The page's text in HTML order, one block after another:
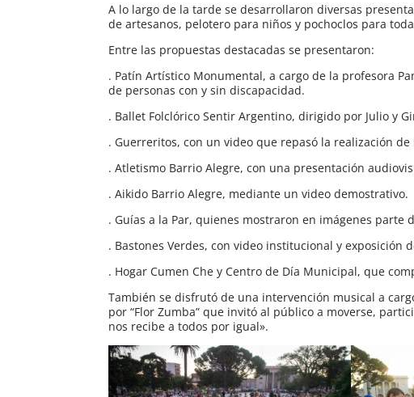
A lo largo de la tarde se desarrollaron diversas
de artesanos, pelotero para niños y pochoclos para
Entre las propuestas destacadas se presentaron:
. Patín Artístico Monumental, a cargo de la profesora
de personas con y sin discapacidad.
. Ballet Folclórico Sentir Argentino, dirigido por Julio y
. Guerreritos, con un video que repasó la realización de
. Atletismo Barrio Alegre, con una presentación
. Aikido Barrio Alegre, mediante un video demostrativo.
. Guías a la Par, quienes mostraron en imágenes parte
. Bastones Verdes, con video institucional y exposición
. Hogar Cumen Che y Centro de Día Municipal, que
También se disfrutó de una intervención musical a
por “Flor Zumba” que invitó al público a moverse,
nos recibe a todos por igual».